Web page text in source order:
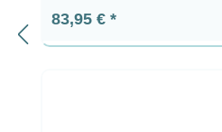
Prix régulier :
83,95 €